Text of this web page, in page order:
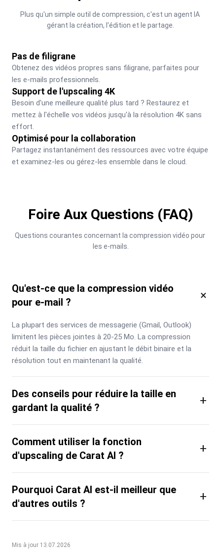
Plus qu'un simple outil de compression, c'est un agent IA
gérant la création, l'édition et le partage.
Pas de filigrane
Obtenez des vidéos propres sans filigrane, parfaites pour
les e-mails professionnels.
Support de l'upscaling 4K
Besoin d'une meilleure qualité plus tard ? Restaurez et
mettez à l'échelle vos vidéos jusqu'à la résolution 4K sans
effort.
Optimisé pour la collaboration
Partagez instantanément des ressources avec votre équipe
et examinez-les ou gérez-les ensemble dans le cloud.
Foire Aux Questions (FAQ)
Questions courantes concernant la compression vidéo pour
les e-mails.
Qu'est-ce que la compression vidéo
pour e-mail ?
×
La plupart des services de messagerie (Gmail, Outlook)
limitent les pièces jointes à 20-25 Mo. La compression
réduit la taille du fichier en ajustant le débit binaire et la
résolution tout en maintenant la qualité.
Des conseils pour réduire la taille en
gardant la qualité ?
+
Comment utiliser la fonction
d'upscaling de Carat AI ?
+
Pourquoi Carat AI est-il meilleur que
d'autres outils ?
+
Mis à jour 13.07.2026